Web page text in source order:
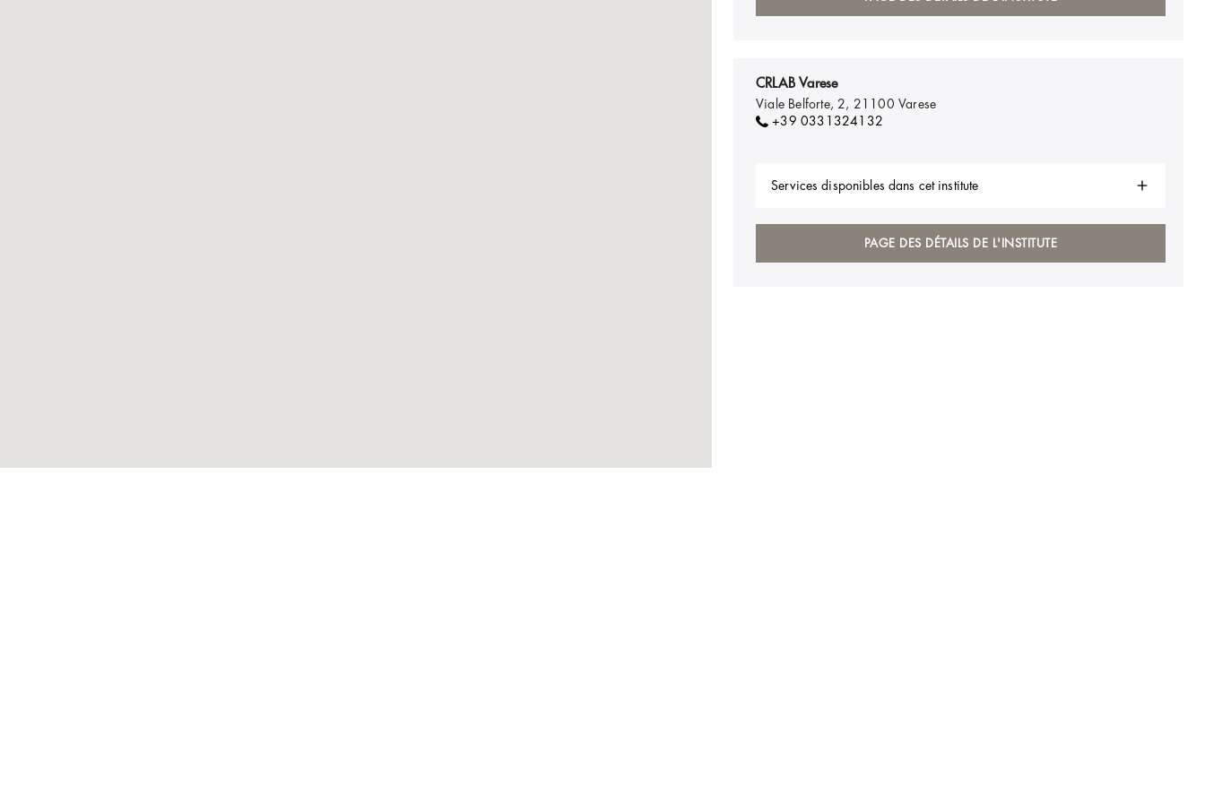
CRLAB Varese
Viale Belforte, 2, 21100 Varese
+39 0331324132
Services disponibles dans cet institute
PAGE DES DÉTAILS DE L'INSTITUTE